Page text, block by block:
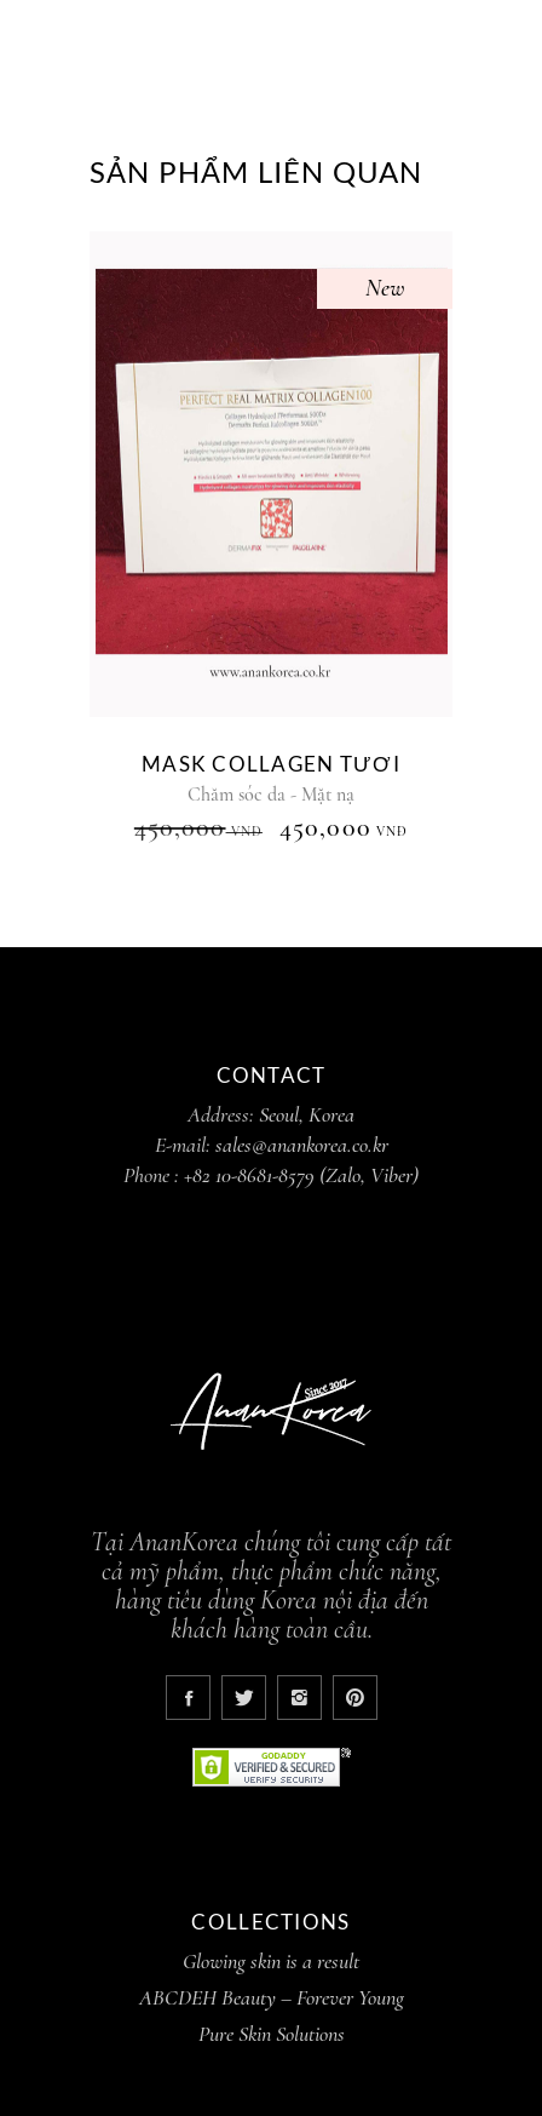
SẢN PHẨM LIÊN QUAN
New
MASK COLLAGEN TƯƠI
Chăm sóc da - Mặt nạ
450,000VNĐ 450,000 VNĐ
CONTACT
Address: Seoul, Korea
E-mail: sales@anankorea.co.kr
Phone : +82 10-8681-8579 (Zalo, Viber)
Tại AnanKorea chúng tôi cung cấp tất
cả mỹ phẩm, thực phẩm chức năng,
hàng tiêu dùng Korea nội địa đến
khách hàng toàn cầu.
COLLECTIONS
Glowing skin is a result
ABCDEH Beauty – Forever Young
Pure Skin Solutions